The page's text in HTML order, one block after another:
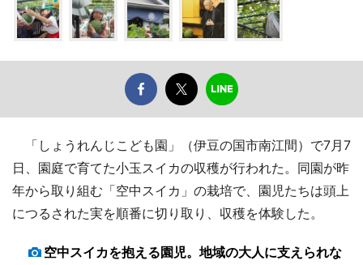
「しょうれんじこども園」（伊豆の国市南江間）で7月7
日、園庭で育てた小玉スイカの収穫が行われた。同園が昨
年から取り組む「空中スイカ」の栽培で、園児たちは頭上
につるされた実を順番に切り取り、収穫を体験した。
空中スイカを抱える園児。地域の大人に支えられな